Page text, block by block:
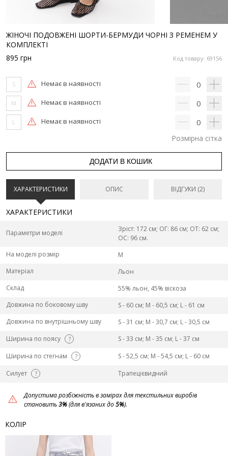
ЖІНОЧІ ПОДОВЖЕНІ ШОРТИ-БЕРМУДИ ЧОРНІ З РЕМЕНЕМ У
КОМПЛЕКТІ
Код товару: 69156
895 грн
S Немає в наявності 0
M Немає в наявності 0
L Немає в наявності 0
Розмірна сітка
ДОДАТИ В КОШИК
ХАРАКТЕРИСТИКИ ОПИС ВІДГУКИ (2)
ХАРАКТЕРИСТИКИ
Параметри моделі
Зріст: 172 см; ОГ: 86 см; ОТ: 62 см;
ОС: 96 см.
На моделі розмір
M
Матеріал
Льон
Склад
55% льон, 45% віскоза
Довжина по боковому шву
S - 60 см; M - 60,5 см; L - 61 см
Довжина по внутрішньому шву
S - 31 см; M - 30,7 см; L - 30,5 см
Ширина по поясу
?
S - 33 см; M - 35 см; L - 37 см
Ширина по стегнам
?
S - 52,5 см; M - 54,5 см; L - 60 см
Силует
? Трапецієвидний
Допустима розбіжність в замірах для текстильних виробів
становить3%(для в'язаних до5%).
КОЛІР